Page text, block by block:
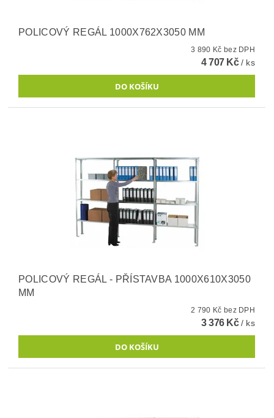
POLICOVÝ REGÁL 1000X762X3050 MM
3 890 Kč bez DPH
4 707 Kč/ ks
POLICOVÝ REGÁL - PŘÍSTAVBA 1000X610X3050
MM
2 790 Kč bez DPH
3 376 Kč/ ks